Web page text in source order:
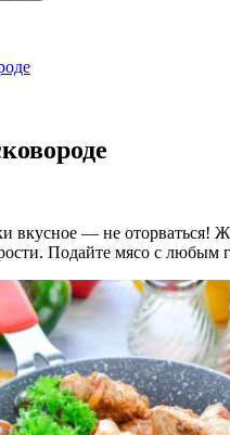
вкусное — не оторваться!
Подайте мясо с любым